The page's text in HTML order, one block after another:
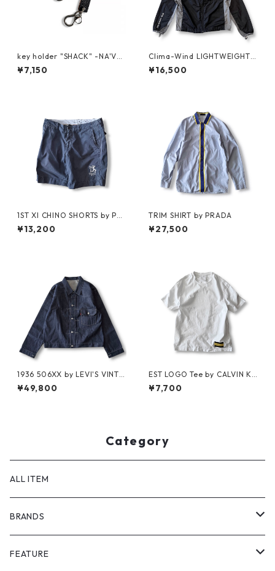
key holder "SHACK" -NA'VV
Y-
¥7,150
Clima-Wind LIGHTWEIGHT J
KT by SALOMON
¥16,500
1ST XI CHINO SHORTS by Pol
o Ralph Lauren
¥13,200
TRIM SHIRT by PRADA
¥27,500
1936 506XX by LEVI'S VINTA
GE GLOTHING NO-WASH
¥49,800
EST LOGO Tee by CALVIN KL
EIN JEANS ESTABLISHED.1978
¥7,700
Category
ALL ITEM
BRANDS
GHOST ALMOSTBLACK
FEATURE